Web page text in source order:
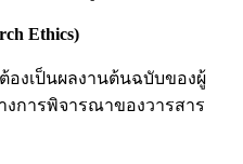
Ethics)
ป็นผลงานต้นฉบับของผู้
งการพิจารณาของวารสาร